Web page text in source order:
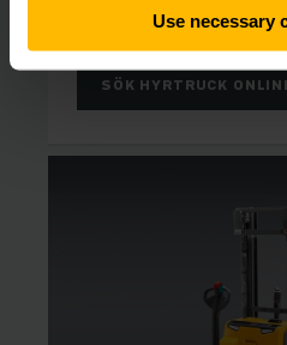
Use necessary
SÖK HYRTRUCK